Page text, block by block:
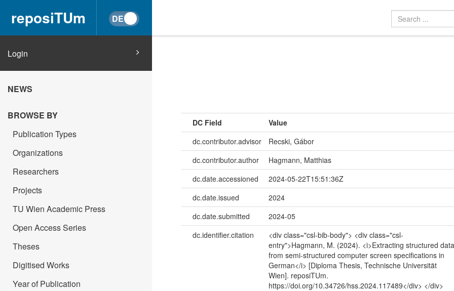
reposiTUm
Login
NEWS
BROWSE BY
Publication Types
Organizations
Researchers
Projects
TU Wien Academic Press
Open Access Series
Theses
Digitised Works
Year of Publication
DC Field
Value
dc.contributor.advisor
Recski, Gábor
dc.contributor.author
Hagmann, Matthias
dc.date.accessioned
2024-05-22T15:51:36Z
dc.date.issued
2024
dc.date.submitted
2024-05
dc.identifier.citation
<div class="csl-bib-body"> <div class="csl-
entry">Hagmann, M. (2024). <i>Extracting structured data
from semi-structured computer screen specifications in
German</i> [Diploma Thesis, Technische Universität
Wien]. reposiTUm.
https://doi.org/10.34726/hss.2024.117489</div> </div>